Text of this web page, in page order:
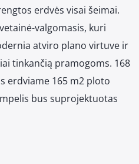
erdvės visai šeimai.
valgomasis, kuri
atviro plano virtuve ir
tinkančią pramogoms. 168
erdviame 165 m2 ploto
bus suprojektuotas